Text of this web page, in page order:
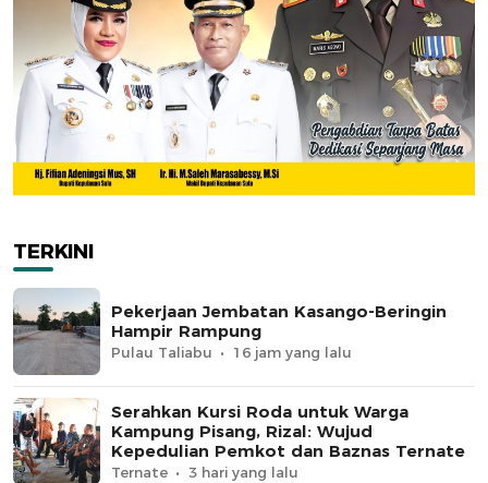
TERKINI
Pekerjaan Jembatan Kasango-Beringin
Hampir Rampung
Pulau Taliabu 16 jam yang lalu
Serahkan Kursi Roda untuk Warga
Kampung Pisang, Rizal: Wujud
Kepedulian Pemkot dan Baznas Ternate
Ternate 3 hari yang lalu